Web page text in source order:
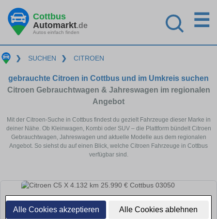
Alle Cookies akzeptieren Alle Cookies ablehnen
Cottbus
Automarkt.de
Autos einfach finden
☰
❯ SUCHEN ❯ CITROEN
gebrauchte Citroen in Cottbus und im Umkreis suchen
Citroen Gebrauchtwagen & Jahreswagen im regionalen
Angebot
Mit der Citroen-Suche in Cottbus findest du gezielt Fahrzeuge dieser Marke in
deiner Nähe. Ob Kleinwagen, Kombi oder SUV – die Plattform bündelt Citroen
Gebrauchtwagen, Jahreswagen und aktuelle Modelle aus dem regionalen
Angebot. So siehst du auf einen Blick, welche Citroen Fahrzeuge in Cottbus
verfügbar sind.